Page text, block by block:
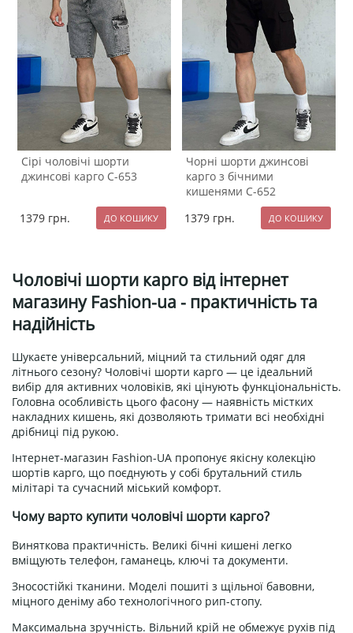
Сірі чоловічі шорти
джинсові карго С-653
1379 грн.
Чорні шорти джинсові
карго з бічними
кишенями С-652
1379 грн.
Чоловічі шорти карго від інтернет
магазину Fashion-ua - практичність та
надійність
Шукаєте універсальний, міцний та стильний одяг для
літнього сезону? Чоловічі шорти карго — це ідеальний
вибір для активних чоловіків, які цінують функціональність.
Головна особливість цього фасону — наявність містких
накладних кишень, які дозволяють тримати всі необхідні
дрібниці під рукою.
Інтернет-магазин Fashion-UA пропонує якісну колекцію
шортів карго, що поєднують у собі брутальний стиль
мілітарі та сучасний міський комфорт.
Чому варто купити чоловічі шорти карго?
Виняткова практичність. Великі бічні кишені легко
вміщують телефон, гаманець, ключі та документи.
Зносостійкі тканини. Моделі пошиті з щільної бавовни,
міцного деніму або технологічного рип-стопу.
Максимальна зручність. Вільний крій не обмежує рухів під